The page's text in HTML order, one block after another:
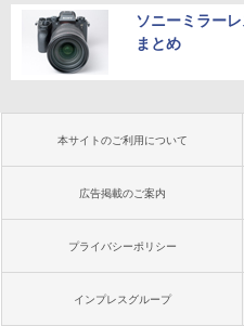
ソニーミラー
まとめ
本サイトのご利用について
広告掲載のご案内
プライバシーポリシー
インプレスグループ